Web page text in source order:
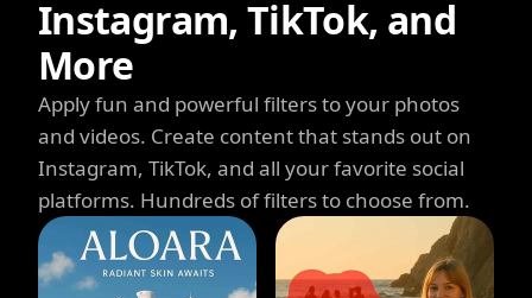
Instagram, TikTok, and
More
Apply fun and powerful filters to your photos
and videos. Create content that stands out on
Instagram, TikTok, and all your favorite social
platforms. Hundreds of filters to choose from.